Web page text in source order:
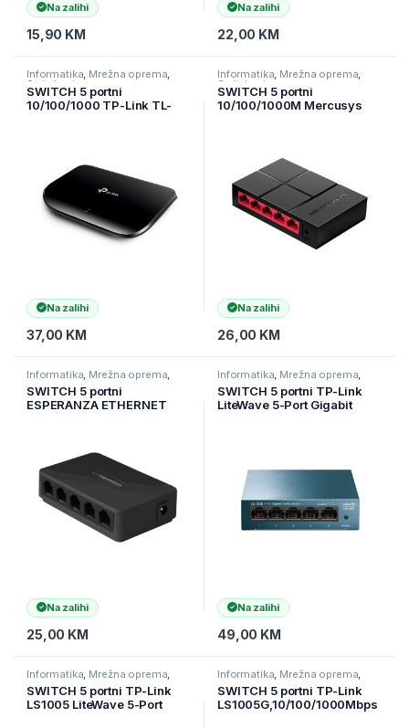
Na zalihi
15,90 KM
Na zalihi
22,00 KM
Informatika, Mrežna oprema,
Switchevi
SWITCH 5 portni
10/100/1000 TP-Link TL-
Na zalihi
37,00 KM
Informatika, Mrežna oprema,
Switchevi
SWITCH 5 portni
10/100/1000M Mercusys
Na zalihi
26,00 KM
Informatika Mrežna oprema
SWITCH 5 portni
ESPERANZA ETHERNET
Na zalihi
25,00 KM
Informatika Mrežna oprema
SWITCH 5 portni TP-Link
LiteWave 5-Port Gigabit
Na zalihi
49,00 KM
Informatika Mrežna oprema
SWITCH 5 portni TP-Link
LS1005 LiteWave 5-Port
Informatika Mrežna oprema
SWITCH 5 portni TP-Link
LS1005G,10/100/1000Mbps